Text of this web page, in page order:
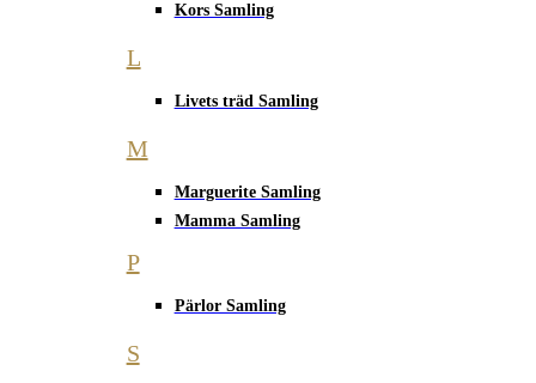
Kors Samling
L
Livets träd Samling
M
Marguerite Samling
Mamma Samling
P
Pärlor Samling
S